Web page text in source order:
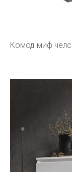
Комод миф